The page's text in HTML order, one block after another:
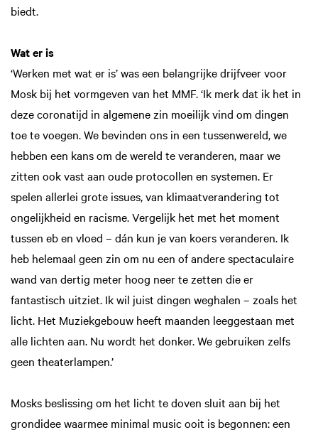
biedt.
Wat er is
‘Werken met wat er is’ was een belangrijke drijfveer voor
Mosk bij het vormgeven van het MMF. ‘Ik merk dat ik het in
deze coronatijd in algemene zin moeilijk vind om dingen
toe te voegen. We bevinden ons in een tussenwereld, we
hebben een kans om de wereld te veranderen, maar we
zitten ook vast aan oude protocollen en systemen. Er
spelen allerlei grote issues, van klimaatverandering tot
ongelijkheid en racisme. Vergelijk het met het moment
tussen eb en vloed – dán kun je van koers veranderen. Ik
heb helemaal geen zin om nu een of andere spectaculaire
wand van dertig meter hoog neer te zetten die er
fantastisch uitziet. Ik wil juist dingen weghalen – zoals het
licht. Het Muziekgebouw heeft maanden leeggestaan met
alle lichten aan. Nu wordt het donker. We gebruiken zelfs
geen theaterlampen.’
Mosks beslissing om het licht te doven sluit aan bij het
grondidee waarmee minimal music ooit is begonnen: een